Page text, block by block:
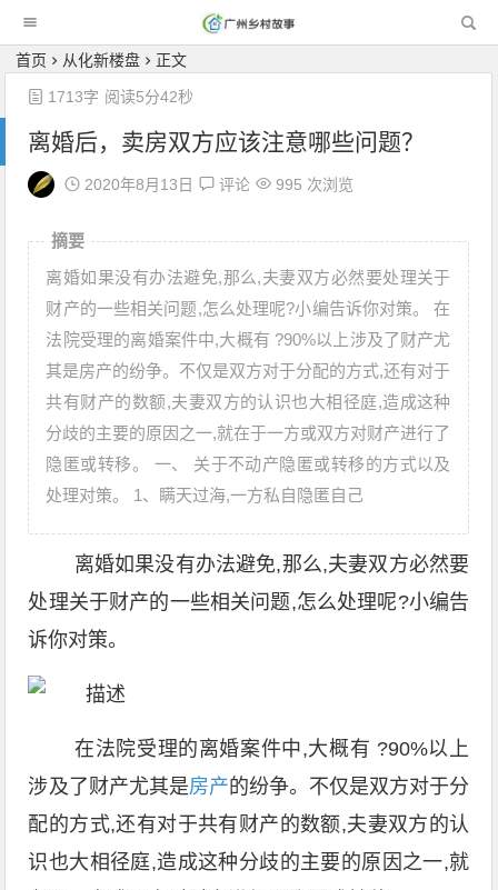
首页 从化新楼盘 正文
离婚后，卖房双方应该注意哪些问题？
2020年8月13日 评论 995 次浏览
1713字 阅读5分42秒
摘要
离婚如果没有办法避免,那么,夫妻双方必然要处理关于
财产的一些相关问题,怎么处理呢?小编告诉你对策。 在
法院受理的离婚案件中,大概有 ?90%以上涉及了财产尤
其是房产的纷争。不仅是双方对于分配的方式,还有对于
共有财产的数额,夫妻双方的认识也大相径庭,造成这种
分歧的主要的原因之一,就在于一方或双方对财产进行了
隐匿或转移。 一、 关于不动产隐匿或转移的方式以及
处理对策。 1、瞒天过海,一方私自隐匿自己
离婚如果没有办法避免,那么,夫妻双方必然要
处理关于财产的一些相关问题,怎么处理呢?小编告
诉你对策。
在法院受理的离婚案件中,大概有 ?90%以上
涉及了财产尤其是房产的纷争。不仅是双方对于分
配的方式,还有对于共有财产的数额,夫妻双方的认
识也大相径庭,造成这种分歧的主要的原因之一,就